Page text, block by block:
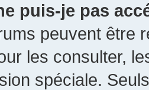
puis-je pas
peuvent être
les consulter,
spéciale.